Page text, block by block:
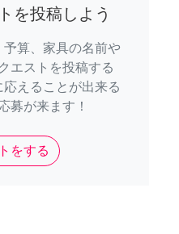
を投稿しよう
算、家具の名前や
エストを投稿する
えることが出来る
募が来ます！
をする